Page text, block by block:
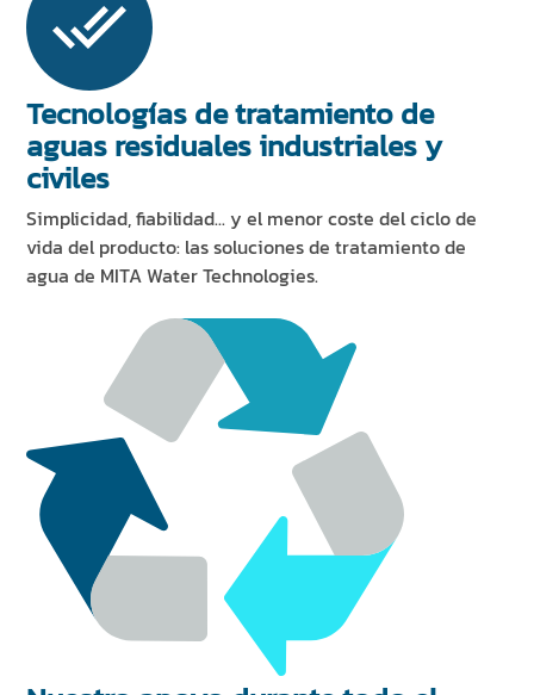
Tecnologías de tratamiento de
aguas residuales industriales y
civiles
Simplicidad, fiabilidad... y el menor coste del ciclo de
vida del producto: las soluciones de tratamiento de
agua de MITA Water Technologies.